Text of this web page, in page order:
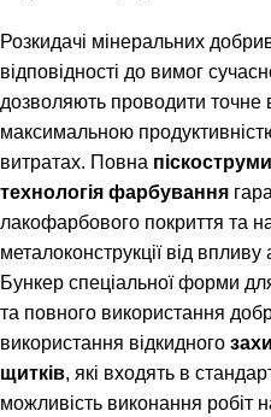
Розкидачі мінеральних
відповідності до вимог
дозволяють проводити точне
максимальною
витратах. Повна
технологія фарбування
лакофарбового покриття та
металоконструкції від
Бункер спеціальної форми
та повного використання
використання відкидного
щитків, які входять в
можливість виконання робіт